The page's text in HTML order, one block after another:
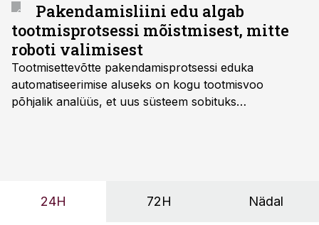
Pakendamisliini edu algab
tootmisprotsessi mõistmisest, mitte
roboti valimisest
Tootmisettevõtte pakendamisprotsessi eduka
automatiseerimise aluseks on kogu tootmisvoo
põhjalik analüüs, et uus süsteem sobituks
OÜ tegevjuht Sander Mitendorf.
24H 72H Nädal